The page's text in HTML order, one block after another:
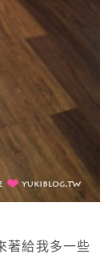
著給我多一些